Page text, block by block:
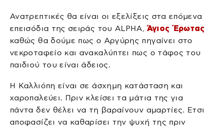
Ανατρεπτικές θα είναι οι εξελίξεις στα επόμενα
επεισόδια της σειράς του ALPHA, Άγιος Έρωτας
καθώς θα δούμε πως ο Αργύρης πηγαίνει στο
νεκροταφείο και ανακαλύπτει πως ο τάφος του
παιδιού του είναι άδειος.
Η Καλλιόπη είναι σε άσχημη κατάσταση και
χαροπαλεύει. Πριν κλείσει τα μάτια της για
πάντα δεν θέλει να τη βαραίνουν αμαρτίες. Ετσι
αποφασίζει να καθαρίσει την ψυχή της πριν